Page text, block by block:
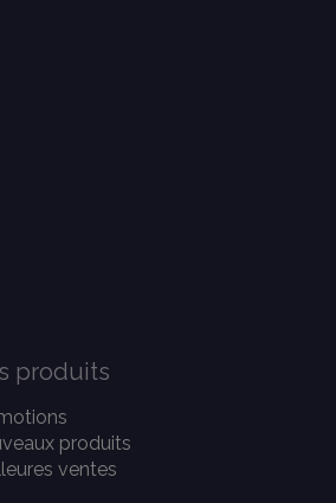
produits
produits
ventes